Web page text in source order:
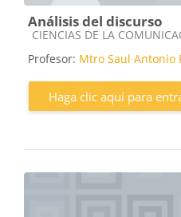
Análisis del discurso
Categoría de cursos
CIENCIAS DE LA
Profesor: Mtro Saul Antonio
Haga clic aquí para